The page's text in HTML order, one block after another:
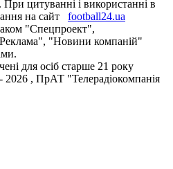
цитуванні і використанні в
на сайт
football24.ua
"Спецпроект",
"Новини компаній"
для осіб старше 21 року
2026 , ПрАТ "Телерадіокомпанія